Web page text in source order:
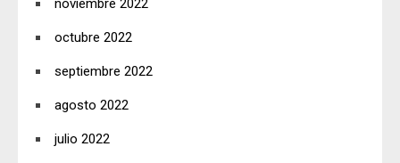
octubre 2022
septiembre 2022
agosto 2022
julio 2022